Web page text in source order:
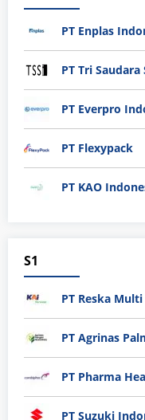
PT Enplas
PT Tri Saudara
PT Everpro
PT Flexypack
PT KAO
S1
PT Reska
PT Agrinas
PT Pharma
PT Suzuki